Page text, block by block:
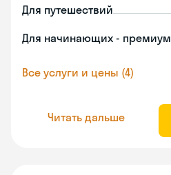
Для путешествий
Для начинающих - премиум
Все услуги и цены (4)
Читать дальше